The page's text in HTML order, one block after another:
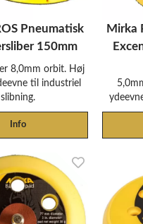
Pneumatisk
150mm
8,0mm orbit. Høj
til industriel
slibning.
Info
Mirka